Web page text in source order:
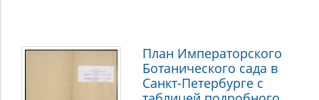
План Императорского
Ботанического сада в
Санкт-Петербурге с